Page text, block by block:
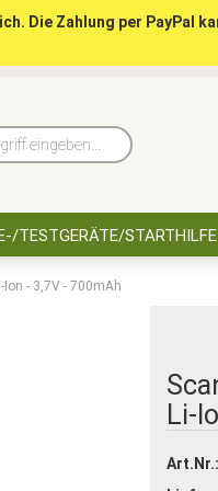
Bitte
Die Zahlung per PayPal
TESTGERÄTE/STARTHILFE
Ion - 3,7V - 700mAh
Li-
Art.Nr.: